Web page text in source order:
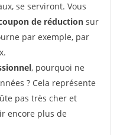
se serviront. Vous
de réduction sur
par exemple, par
, pourquoi ne
? Cela représente
pas très cher et
encore plus de